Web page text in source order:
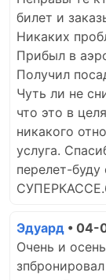
билет и
Никаких
Прибыл в
Получил
Чуть ли не
что это в
никакого
услуга.
перелет-
Эдуард • 04-
Очень и